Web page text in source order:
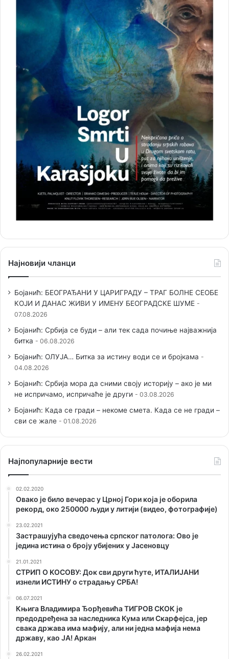
Најновији чланци
Бојанић: БЕОГРАЂАНИ У ЦАРИГРАДУ – ТРАГ БОЛНЕ СЕОБЕ
КОЈИ И ДАНАС ЖИВИ У ИМЕНУ БЕОГРАДСКЕ ШУМЕ
07.08.2026
Бојанић: Србија се буди – али тек сада почиње најважнија
битка
06.08.2026
Бојанић: ОЛУЈА… Битка за истину води се и бројкама
04.08.2026
Бојанић: Србија мора да сними своју историју – ако је ми
не испричамо, испричаће је други
03.08.2026
Бојанић: Када се гради – некоме смета. Када се не гради –
сви се жале
01.08.2026
Наjпопуларније вести
02.02.2020
Овако је било вечерас у Црној Гори која је оборила
рекорд, око 250000 људи у литији (видео, фотографије)
23.02.2021
Застрашујућа сведочења српског патолога: Ово је
једина истина о броју убијених у Јасеновцу
21.01.2021
СТРИП О KОСОВУ: Док сви други ћуте, ИТАЛИЈАНИ
изнели ИСТИНУ о страдању СРБА!
06.07.2021
Књига Владимира Ђорђевића ТИГРОВ СКОК је
предодређена за наследника Кума или Скарфејса, јер
свака држава има мафију, али ни једна мафија нема
државу, као ЈА! Аркан
26.02.2021